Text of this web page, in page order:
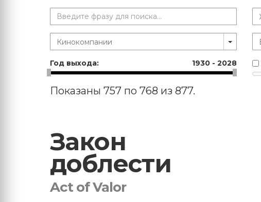
Год выхода: 1930 -2028
Показаны 757 по 768 из 877.
Закон
доблести
Act of Valor